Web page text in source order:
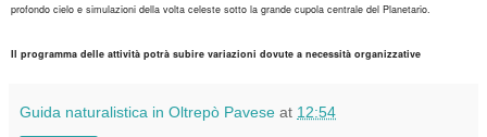
profondo cielo e simulazioni della volta celeste sotto la grande cupola centrale del Planetario.
Il programma delle attività potrà subire variazioni dovute a necessità organizzative
Guida naturalistica in Oltrepò Pavese at 12:54